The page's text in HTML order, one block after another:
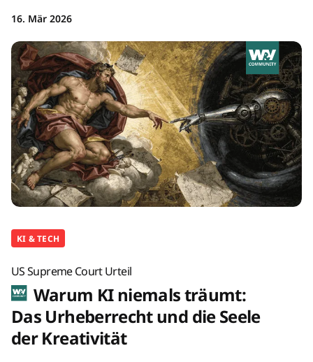
16. Mär 2026
KI & TECH
US Supreme Court Urteil
Warum KI niemals träumt:
Das Urheberrecht und die Seele
der Kreativität